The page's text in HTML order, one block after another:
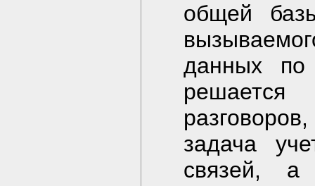
общей
данных по
задача
связей, а